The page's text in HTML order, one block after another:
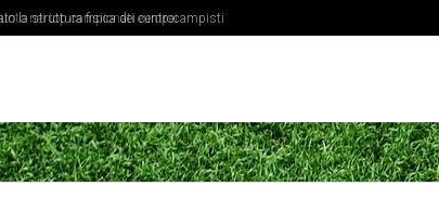
la struttura fisica dei centrocampisti